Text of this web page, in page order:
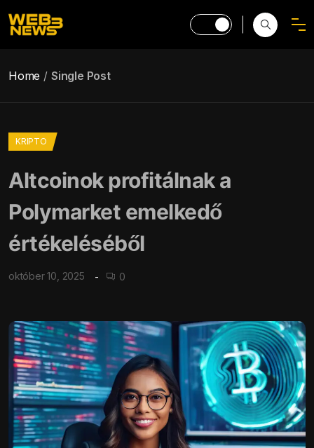
Home Single Post
KRIPTO
Altcoinok profitálnak a
Polymarket emelkedő
értékeléséből
október 10, 2025 0